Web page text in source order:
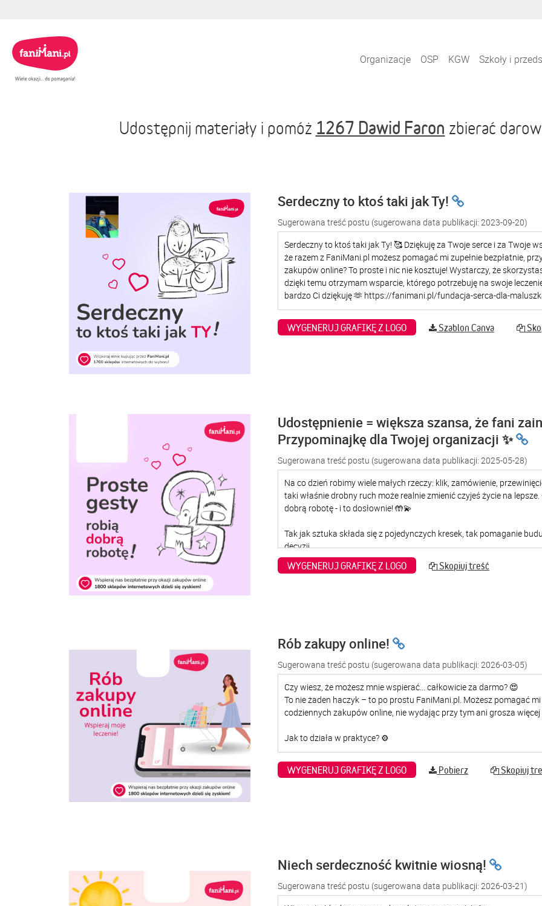
Organizacje OSP KGW Szkoły i
Udostępnij materiały i pomóż 1267 Dawid Faron zbierać
Serdeczny to ktoś taki jak Ty!
Sugerowana treść postu (sugerowana data publikacji: 2023-09-20)
WYGENERUJ GRAFIKĘ Z LOGO Szablon Canva
Udostępnienie = większa szansa, że fani
Przypominajkę dla Twojej organizacji ✨
Sugerowana treść postu (sugerowana data publikacji: 2025-05-28)
WYGENERUJ GRAFIKĘ Z LOGO Skopiuj treść
Rób zakupy online!
Sugerowana treść postu (sugerowana data publikacji: 2026-03-05)
WYGENERUJ GRAFIKĘ Z LOGO Pobierz Skopiuj
Niech serdeczność kwitnie wiosną!
Sugerowana treść postu (sugerowana data publikacji: 2026-03-21)